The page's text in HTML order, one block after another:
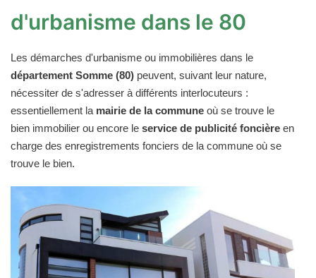
d'urbanisme dans le 80
Les démarches d'urbanisme ou immobilières dans le
département Somme (80) peuvent, suivant leur nature,
nécessiter de s'adresser à différents interlocuteurs :
essentiellement la mairie de la commune où se trouve le
bien immobilier ou encore le service de publicité foncière en
charge des enregistrements fonciers de la commune où se
trouve le bien.